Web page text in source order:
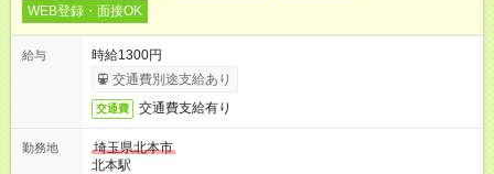
WEB登録・面接OK
給与
時給1300円
交通費別途支給あり
交通費 交通費支給有り
勤務地
埼玉県北本市
北本駅